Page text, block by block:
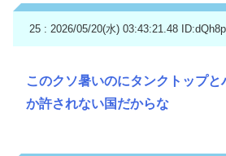
25 : 2026/05/20(水) 03:43:21.48
このクソ暑いのにタンクトップ
か許されない国だからな